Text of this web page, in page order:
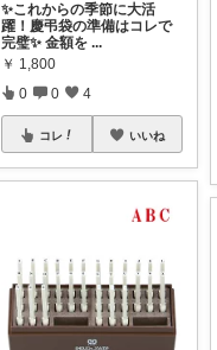
✨これからの季節に大活
躍！慶弔袋の準備はコレで
完璧✨ 金額を ...
￥ 1,800
0 0 4
コレ いいね